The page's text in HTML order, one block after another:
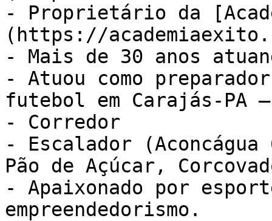
- Proprietário da
(https://
- Mais de 30 anos
- Atuou como
futebol em Carajás-PA –
- Corredor
- Escalador
Pão de Açúcar,
- Apaixonado por
empreendedorismo.